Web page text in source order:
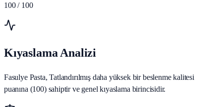
100 / 100
Kıyaslama Analizi
Fasulye Pasta, Tatlandırılmış daha yüksek bir beslenme kalitesi
puanına (100) sahiptir ve genel kıyaslama birincisidir.